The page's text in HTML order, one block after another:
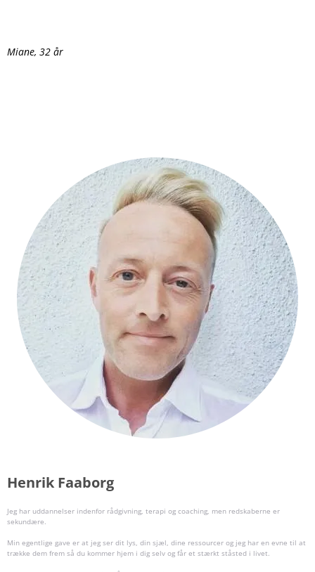
Miane, 32 år
Henrik Faaborg
Jeg har uddannelser indenfor rådgivning, terapi og coaching, men redskaberne er
sekundære.
Min egentlige gave er at jeg ser dit lys, din sjæl, dine ressourcer og jeg har en evne til at
trække dem frem så du kommer hjem i dig selv og får et stærkt ståsted i livet.